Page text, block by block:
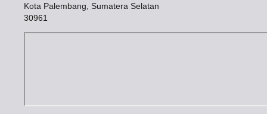
Kota Palembang, Sumatera Selatan
30961